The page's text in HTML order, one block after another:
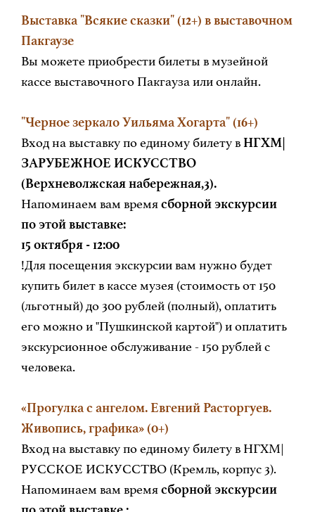
Выставка "Всякие сказки" (12+) в выставочном
Пакгаузе
Вы можете приобрести билеты в музейной
кассе выставочного Пакгауза или онлайн.
"Черное зеркало Уильяма Хогарта" (16+)
Вход на выставку по единому билету вНГХМ|
ЗАРУБЕЖНОЕ ИСКУССТВО
(Верхневолжская набережная,3).
Напоминаем вам времясборной экскурсии
по этой выставке:
15 октября - 12:00
!Для посещения экскурсии вам нужно будет
купить билет в кассе музея (стоимость от 150
(льготный) до 300 рублей (полный), оплатить
его можно и "Пушкинской картой") и оплатить
экскурсионное обслуживание - 150 рублей с
человека.
«Прогулка с ангелом. Евгений Расторгуев.
Живопись, графика» (0+)
Вход на выставку по единому билету в НГХМ|
РУССКОЕ ИСКУССТВО (Кремль, корпус 3).
Напоминаем вам времясборной экскурсии